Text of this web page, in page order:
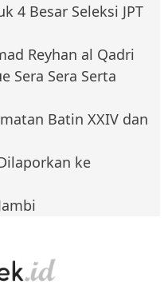
4 Besar Seleksi JPT
Reyhan al Qadri
Sera Sera Serta
Batin XXIV dan
ke